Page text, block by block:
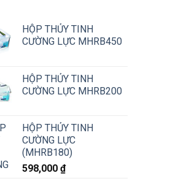
HỘP THỦY TINH
CƯỜNG LỰC MHRB450
HỘP THỦY TINH
CƯỜNG LỰC MHRB200
HỘP THỦY TINH
CƯỜNG LỰC
(MHRB180)
598,000 ₫